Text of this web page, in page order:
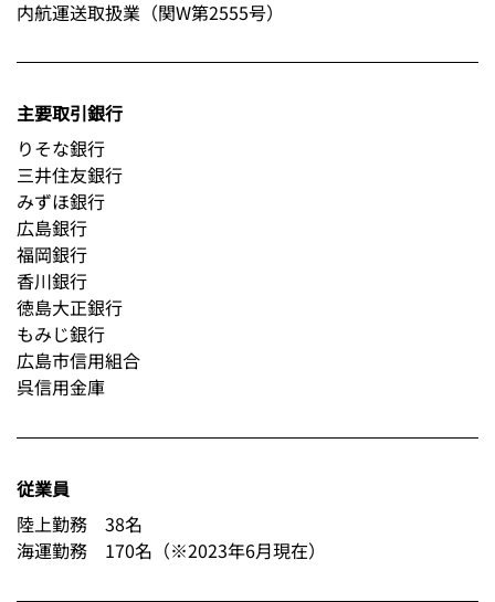
内航運送取扱業（関W第2555号）
主要取引銀行
りそな銀行
三井住友銀行
みずほ銀行
広島銀行
福岡銀行
香川銀行
徳島大正銀行
もみじ銀行
広島市信用組合
呉信用金庫
従業員
陸上勤務 38名
海運勤務 170名（※2023年6月現在）